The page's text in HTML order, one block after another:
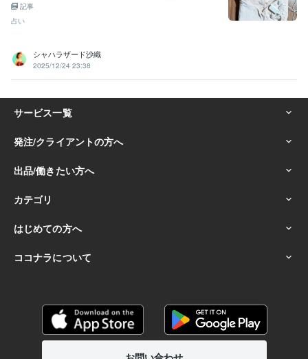
記事
占い
シャハラザード沙織
2025/12/24 23:38